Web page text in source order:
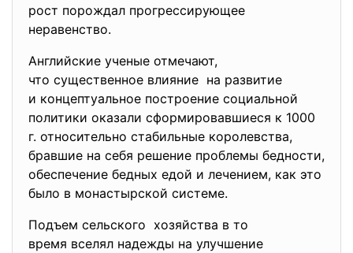
рост порождал прогрессирующее
неравенство.
Английские ученые отмечают,
что существенное влияние на развитие
и концептуальное построение социальной
политики оказали сформировавшиеся к 1000
г. относительно стабильные королевства,
бравшие на себя решение проблемы бедности,
обеспечение бедных едой и лечением, как это
было в монастырской системе.
Подъем сельского хозяйства в то
время вселял надежды на улучшение